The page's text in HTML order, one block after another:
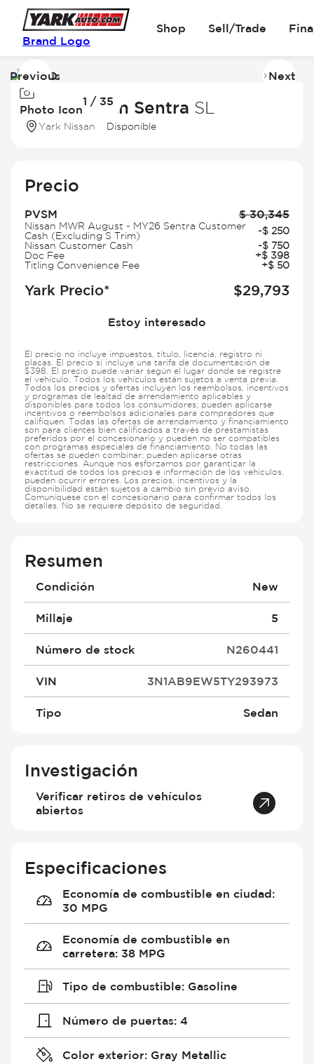
Brand Logo
Shop Sell/Trade
Image
of
Photo Icon
1 / 35
Previous Next
2026 Nissan Sentra SL
Yark Nissan Disponible
Precio
PVSM $ 30,345
Nissan MWR August - MY26 Sentra Customer
Cash (Excluding S Trim)
-$ 250
Nissan Customer Cash
-$ 750
Doc Fee
+$ 398
Titling Convenience Fee
+$ 50
Yark Precio* $29,793
Estoy interesado
El precio no incluye impuestos, título, licencia, registro ni
placas. El precio sí incluye una tarifa de documentación de
$398. El precio puede variar según el lugar donde se registre
el vehículo. Todos los vehículos están sujetos a venta previa.
Todos los precios y ofertas incluyen los reembolsos, incentivos
y programas de lealtad de arrendamiento aplicables y
disponibles para todos los consumidores; pueden aplicarse
incentivos o reembolsos adicionales para compradores que
califiquen. Todas las ofertas de arrendamiento y financiamiento
son para clientes bien calificados a través de prestamistas
preferidos por el concesionario y pueden no ser compatibles
con programas especiales de financiamiento. No todas las
ofertas se pueden combinar; pueden aplicarse otras
restricciones. Aunque nos esforzamos por garantizar la
exactitud de todos los precios e información de los vehículos,
pueden ocurrir errores. Los precios, incentivos y la
disponibilidad están sujetos a cambio sin previo aviso.
Comuníquese con el concesionario para confirmar todos los
detalles. No se requiere depósito de seguridad.
Resumen
Condición New
Millaje 5
Número de stock N260441
VIN 3N1AB9EW5TY293973
Tipo Sedan
Investigación
Verificar retiros de vehículos
abiertos
Especificaciones
Economía de combustible en ciudad:
30 MPG
Economía de combustible en
carretera: 38 MPG
Tipo de combustible: Gasoline
Número de puertas: 4
Color exterior: Gray Metallic